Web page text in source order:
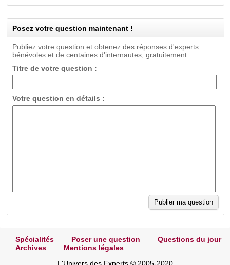
Posez votre question maintenant !
Publiez votre question et obtenez des réponses d'experts
bénévoles et de centaines d'internautes, gratuitement.
Titre de votre question :
Votre question en détails :
Spécialités Poser une question
Questions du jour
Archives
Mentions légales
L'Univers des Experts © 2005-2020